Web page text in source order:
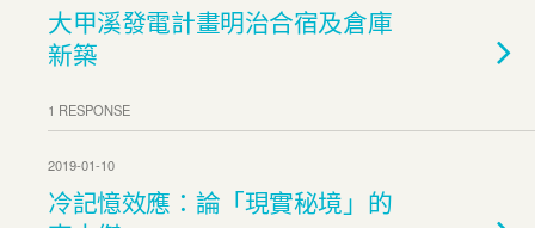
大甲溪發電計畫明治合宿及倉庫
新築
1 RESPONSE
2019-01-10
冷記憶效應：論「現實秘境」的